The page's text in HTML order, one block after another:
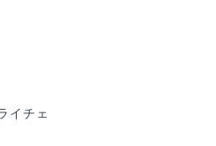
イチェ